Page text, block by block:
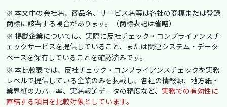
※ 本文中の会社名、商品名、サービス名等は各社の商標または登録
商標に該当する場合があります。（商標表記は省略）
※ 掲載企業については、実際に反社チェック・コンプライアンスチ
ェックサービスを提供していること、または関連システム・データ
ベースを保有していることを確認済みです。
※ 本比較表では、反社チェック・コンプライアンスチェックを実務
レベルで提供している企業のみを掲載し、各社の情報源、地方紙・
業界紙のカバー率、実名報道データの精度など、 実務での有効性に
直結する項目を比較対象としています。